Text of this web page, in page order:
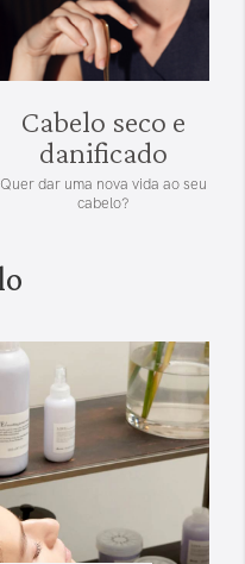
Cabelo seco e
danificado
Quer dar uma nova vida ao seu
cabelo?